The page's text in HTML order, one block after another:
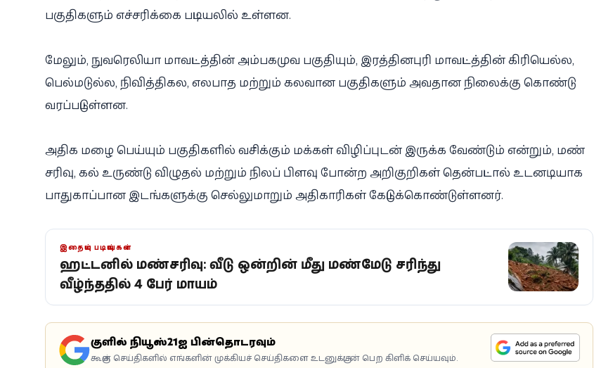
பகுதிகளும் எச்சரிக்கை பட்டியலில் உள்ளன.
மேலும், நுவரெலியா மாவட்டத்தின் அம்பகமுவ பகுதியும், இரத்தினபுரி மாவட்டத்தின் கிரியெல்ல,
பெல்மடுல்ல, நிவித்திகல, எலபாத மற்றும் கலவான பகுதிகளும் அவதான நிலைக்கு கொண்டு
வரப்பட்டுள்ளன.
அதிக மழை பெய்யும் பகுதிகளில் வசிக்கும் மக்கள் விழிப்புடன் இருக்க வேண்டும் என்றும், மண்
சரிவு, கல் உருண்டு விழுதல் மற்றும் நிலப் பிளவு போன்ற அறிகுறிகள் தென்பட்டால் உடனடியாக
பாதுகாப்பான இடங்களுக்கு செல்லுமாறும் அதிகாரிகள் கேட்டுக்கொண்டுள்ளனர்.
இதையும் படியுங்கள்
ஹட்டனில் மண்சரிவு: வீடு ஒன்றின் மீது மண்மேடு சரிந்து
வீழ்ந்ததில் 4 பேர் மாயம்
கூகுளில் நியூஸ்21ஐ பின்தொடரவும்
கூகுள் செய்திகளில் எங்களின் முக்கியச் செய்திகளை உடனுக்குடன் பெற கிளிக் செய்யவும்.